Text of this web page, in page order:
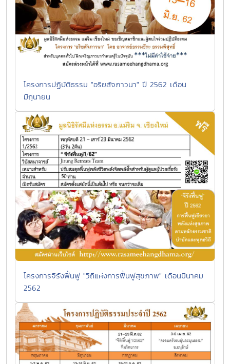
โครงการปฏิบัติธรรม "อริยสัจภาวนา" ปี 2562 เดือน
มิถุนายน
โครงการจีรังฟื้นฟู "วิถีแห่งการฟื้นฟูสุขภาพ" เดือนมีนาคม
2562